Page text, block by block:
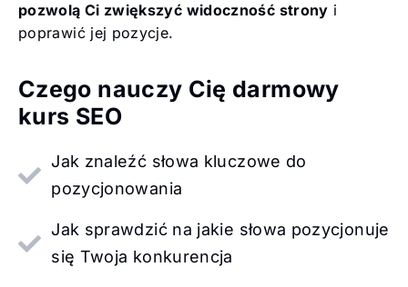
pozwolą Ci zwiększyć widoczność strony i
poprawić jej pozycje.
Czego nauczy Cię darmowy
kurs SEO
Jak znaleźć słowa kluczowe do
pozycjonowania
Jak sprawdzić na jakie słowa pozycjonuje
się Twoja konkurencja